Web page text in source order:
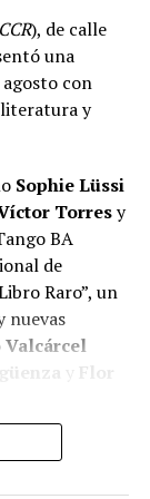
CCR), de calle
una
con
literatura y
Sophie Lüssi
Torresy
BA
de
Raro”, un
nuevas
Flor